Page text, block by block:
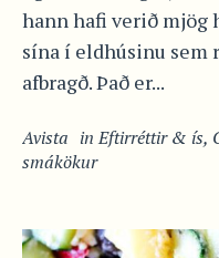
hann hafi verið
sína í eldhúsinu sem
afbragð. Það er...
Avista inEftirréttir & ís,
smákökur